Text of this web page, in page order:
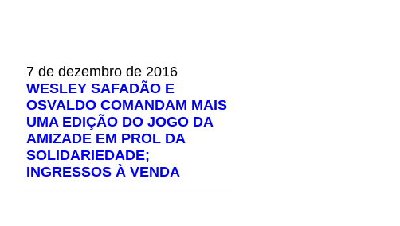
7 de dezembro de 2016
WESLEY SAFADÃO E
OSVALDO COMANDAM MAIS
UMA EDIÇÃO DO JOGO DA
AMIZADE EM PROL DA
SOLIDARIEDADE;
INGRESSOS À VENDA